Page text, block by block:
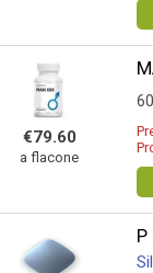
€79.60
a flacone
P